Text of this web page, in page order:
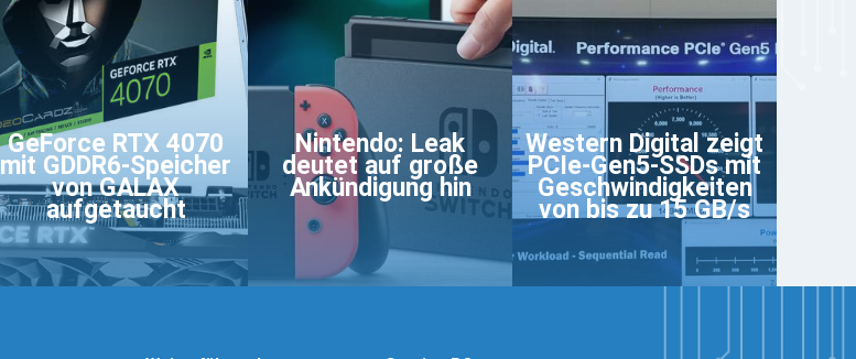
GeForce RTX 4070
mit GDDR6-Speicher
von GALAX
aufgetaucht
Nintendo: Leak
deutet auf große
Ankündigung hin
Western Digital zeigt
PCIe-Gen5-SSDs mit
Geschwindigkeiten
von bis zu 15 GB/s